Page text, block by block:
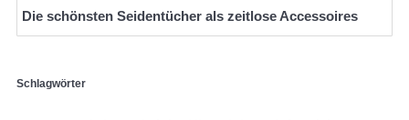
Die schönsten Seidentücher als zeitlose Accessoires
Schlagwörter